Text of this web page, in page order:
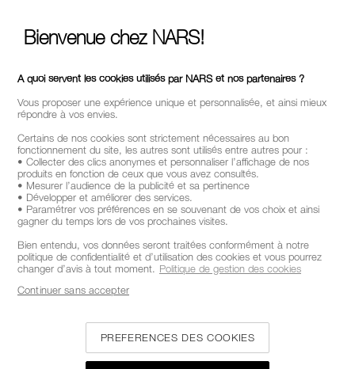
Bienvenue chez NARS!
A quoi servent les cookies utilisés par NARS et nos partenaires ?
Vous proposer une expérience unique et personnalisée, et ainsi mieux
répondre à vos envies.
Certains de nos cookies sont strictement nécessaires au bon
fonctionnement du site, les autres sont utilisés entre autres pour :
• Collecter des clics anonymes et personnaliser l’affichage de nos
produits en fonction de ceux que vous avez consultés.
• Mesurer l’audience de la publicité et sa pertinence
• Développer et améliorer des services.
• Paramétrer vos préférences en se souvenant de vos choix et ainsi
gagner du temps lors de vos prochaines visites.
Bien entendu, vos données seront traitées conformément à notre
politique de confidentialité et d’utilisation des cookies et vous pourrez
changer d’avis à tout moment. Politique de gestion des cookies
PREFERENCES DES COOKIES
Continuer sans accepter